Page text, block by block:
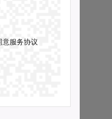
意服务协议